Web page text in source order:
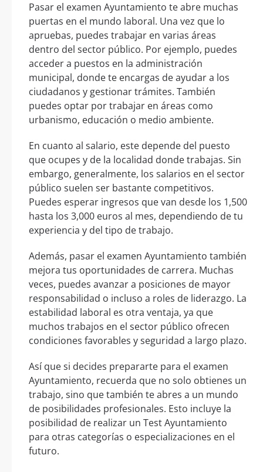
Pasar el examen Ayuntamiento te abre muchas
puertas en el mundo laboral. Una vez que lo
apruebas, puedes trabajar en varias áreas
dentro del sector público. Por ejemplo, puedes
acceder a puestos en la administración
municipal, donde te encargas de ayudar a los
ciudadanos y gestionar trámites. También
puedes optar por trabajar en áreas como
urbanismo, educación o medio ambiente.
En cuanto al salario, este depende del puesto
que ocupes y de la localidad donde trabajas. Sin
embargo, generalmente, los salarios en el sector
público suelen ser bastante competitivos.
Puedes esperar ingresos que van desde los 1,500
hasta los 3,000 euros al mes, dependiendo de tu
experiencia y del tipo de trabajo.
Además, pasar el examen Ayuntamiento también
mejora tus oportunidades de carrera. Muchas
veces, puedes avanzar a posiciones de mayor
responsabilidad o incluso a roles de liderazgo. La
estabilidad laboral es otra ventaja, ya que
muchos trabajos en el sector público ofrecen
condiciones favorables y seguridad a largo plazo.
Así que si decides prepararte para el examen
Ayuntamiento, recuerda que no solo obtienes un
trabajo, sino que también te abres a un mundo
de posibilidades profesionales. Esto incluye la
posibilidad de realizar un Test Ayuntamiento
para otras categorías o especializaciones en el
futuro.